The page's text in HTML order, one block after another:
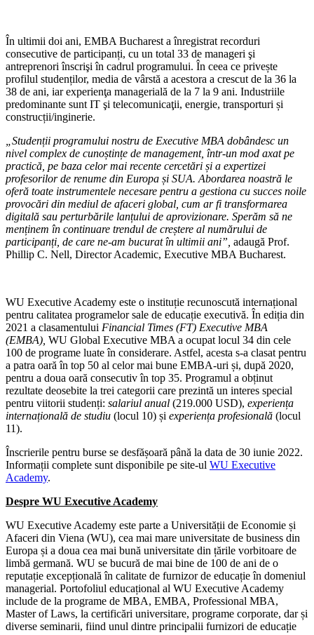
În ultimii doi ani, EMBA Bucharest a înregistrat recorduri
consecutive de participanți, cu un total 33 de manageri şi
antreprenori înscrişi în cadrul programului. În ceea ce privește
profilul studenților, media de vârstă a acestora a crescut de la 36 la
38 de ani, iar experienţa managerială de la 7 la 9 ani. Industriile
predominante sunt IT şi telecomunicaţii, energie, transporturi și
construcții/inginerie.
„Studenții programului nostru de Executive MBA dobândesc un
nivel complex de cunoștințe de management, într-un mod axat pe
practică, pe baza celor mai recente cercetări și a expertizei
profesorilor de renume din Europa și SUA. Abordarea noastră le
oferă toate instrumentele necesare pentru a gestiona cu succes noile
provocări din mediul de afaceri global, cum ar fi transformarea
digitală sau perturbările lanțului de aprovizionare. Sperăm să ne
menținem în continuare trendul de creștere al numărului de
participanți, de care ne-am bucurat în ultimii ani”, adaugă Prof.
Phillip C. Nell, Director Academic, Executive MBA Bucharest.
WU Executive Academy este o instituție recunoscută internațional
pentru calitatea programelor sale de educație executivă. În ediția din
2021 a clasamentului Financial Times (FT) Executive MBA
(EMBA), WU Global Executive MBA a ocupat locul 34 din cele
100 de programe luate în considerare. Astfel, acesta s-a clasat pentru
a patra oară în top 50 al celor mai bune EMBA-uri și, după 2020,
pentru a doua oară consecutiv în top 35. Programul a obținut
rezultate deosebite la trei categorii care prezintă un interes special
pentru viitorii studenți: salariul anual (219.000 USD), experiența
internațională de studiu (locul 10) și experiența profesională (locul
11).
Înscrierile pentru burse se desfășoară până la data de 30 iunie 2022.
Informații complete sunt disponibile pe site-ul WU Executive
Academy.
Despre WU Executive Academy
WU Executive Academy este parte a Universității de Economie și
Afaceri din Viena (WU), cea mai mare universitate de business din
Europa și a doua cea mai bună universitate din țările vorbitoare de
limbă germană. WU se bucură de mai bine de 100 de ani de o
reputație excepțională în calitate de furnizor de educație în domeniul
managerial. Portofoliul educațional al WU Executive Academy
include de la programe de MBA, EMBA, Professional MBA,
Master of Laws, la certificări universitare, programe corporate, dar și
diverse seminarii, fiind unul dintre principalii furnizori de educație